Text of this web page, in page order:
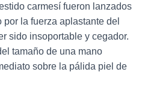
carmesí fueron lanzados
la fuerza aplastante del
sido insoportable y cegador.
tamaño de una mano
sobre la pálida piel de